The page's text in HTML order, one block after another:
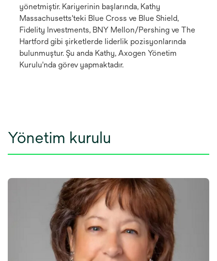
yönetmiştir. Kariyerinin başlarında, Kathy
Massachusetts'teki Blue Cross ve Blue Shield,
Fidelity Investments, BNY Mellon/Pershing ve The
Hartford gibi şirketlerde liderlik pozisyonlarında
bulunmuştur. Şu anda Kathy, Axogen Yönetim
Kurulu'nda görev yapmaktadır.
Yönetim kurulu